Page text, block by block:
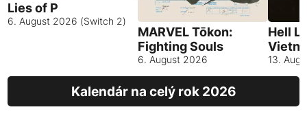
Lies of P
6. August 2026 (Switch 2)
MARVEL Tōkon:
Fighting Souls
6. August 2026
Hell
13.
Kalendár na celý rok 2026